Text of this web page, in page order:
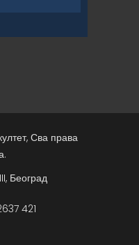
Сва права
Београд
421